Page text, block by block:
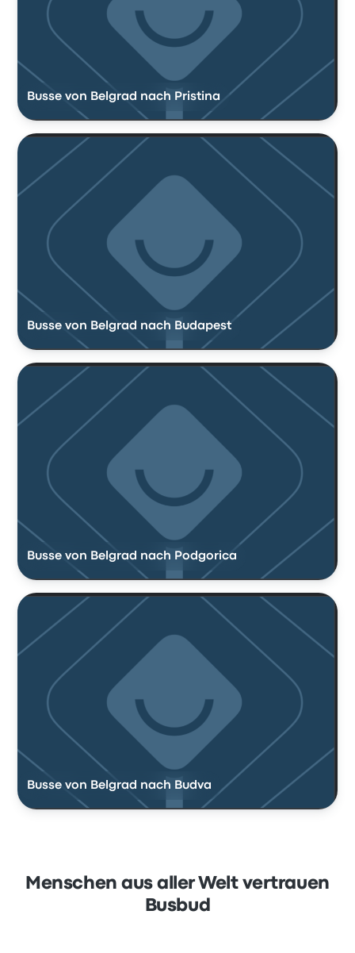
Busse von Belgrad nach Pristina
Busse von Belgrad nach Budapest
Busse von Belgrad nach Podgorica
Busse von Belgrad nach Budva
Menschen aus aller Welt vertrauen
Busbud